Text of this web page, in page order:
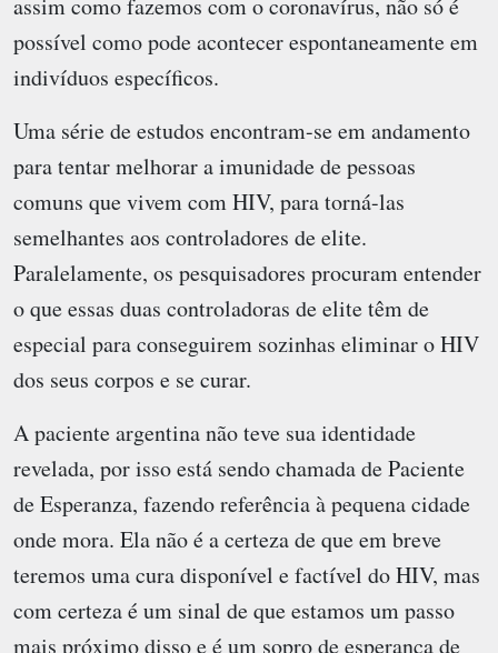
assim como fazemos com o coronavírus, não só é
possível como pode acontecer espontaneamente em
indivíduos específicos.
Uma série de estudos encontram-se em andamento
para tentar melhorar a imunidade de pessoas
comuns que vivem com HIV, para torná-las
semelhantes aos controladores de elite.
Paralelamente, os pesquisadores procuram entender
o que essas duas controladoras de elite têm de
especial para conseguirem sozinhas eliminar o HIV
dos seus corpos e se curar.
A paciente argentina não teve sua identidade
revelada, por isso está sendo chamada de Paciente
de Esperanza, fazendo referência à pequena cidade
onde mora. Ela não é a certeza de que em breve
teremos uma cura disponível e factível do HIV, mas
com certeza é um sinal de que estamos um passo
mais próximo disso e é um sopro de esperança de